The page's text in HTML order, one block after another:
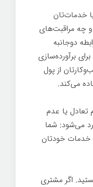
خدمات‌تان
و چه مراقبت‌های
دوجانبه
برآورده‌سازی
از پول
می‌کند.
تعادل یا عدم
می‌شود: شما
خدمات خودتان
اگر مشتری